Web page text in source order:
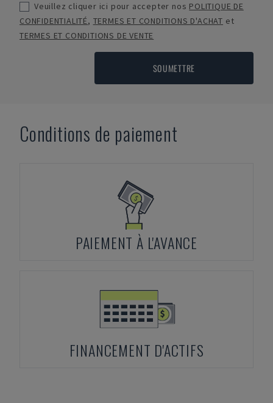
Veuillez cliquer ici pour accepter nos POLITIQUE DE
CONFIDENTIALITÉ, TERMES ET CONDITIONS D'ACHAT et
TERMES ET CONDITIONS DE VENTE
SOUMETTRE
Conditions de paiement
PAIEMENT À L'AVANCE
FINANCEMENT D'ACTIFS